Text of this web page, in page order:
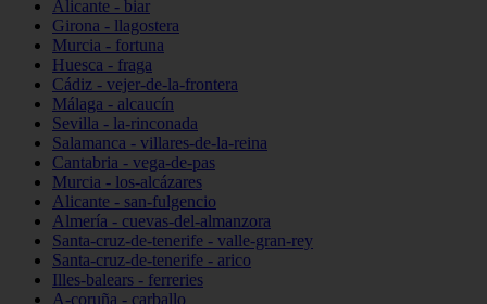
Alicante - biar
Girona - llagostera
Murcia - fortuna
Huesca - fraga
Cádiz - vejer-de-la-frontera
Málaga - alcaucín
Sevilla - la-rinconada
Salamanca - villares-de-la-reina
Cantabria - vega-de-pas
Murcia - los-alcázares
Alicante - san-fulgencio
Almería - cuevas-del-almanzora
Santa-cruz-de-tenerife - valle-gran-rey
Santa-cruz-de-tenerife - arico
Illes-balears - ferreries
A-coruña - carballo